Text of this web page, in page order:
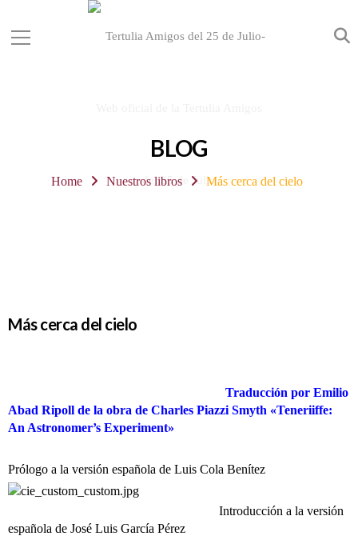
BLOG
Home Nuestros libros Más cerca del cielo
Más cerca del cielo
Traducción por Emilio
Abad Ripoll de la obra de Charles Piazzi Smyth «Teneriiffe:
An Astronomer’s Experiment»
Prólogo a la versión española de Luis Cola Benítez
Introducción a la versión
española de José Luis García Pérez